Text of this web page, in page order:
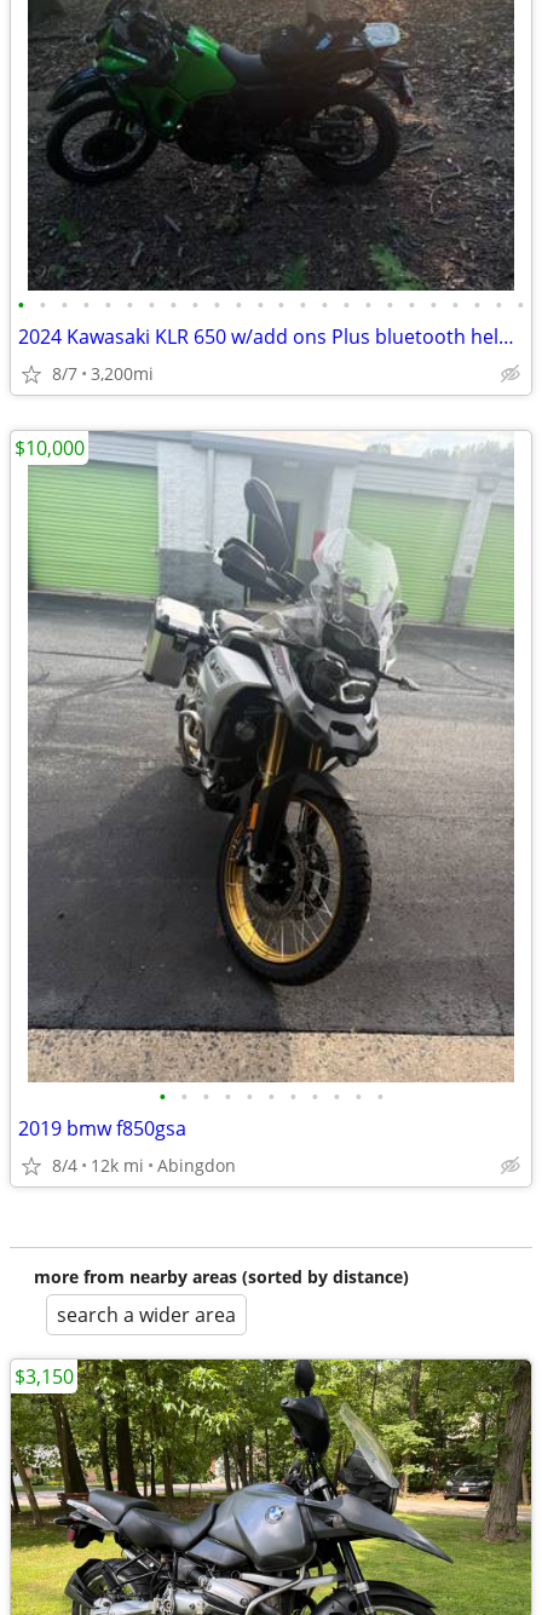
• • • • • • • • • • • • • • • • • • • • • • • •
2024 Kawasaki KLR 650 w/add ons Plus bluetooth helmet
8/7 3,200mi
• • • • • • • • • • •
2019 bmw f850gsa
8/4 12k mi Abingdon
$10,000
more from nearby areas (sorted by distance)
search a wider area
$3,150